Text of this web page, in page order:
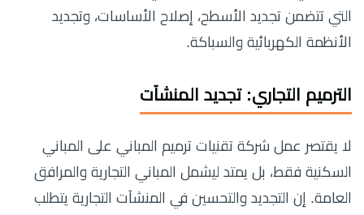
التي تتضمن تجديد الأسطح، إصلاح الأساسات، وتجديد
الأنظمة الكهربائية والسباكة.
الترميم التجاري: تجديد المنشآت
لا يقتصر عمل شركة تقنيات ترميم المباني على المباني
السكنية فقط، بل يمتد ليشمل المباني التجارية والمرافق
العامة. إن التجديد والتحسين في المنشآت التجارية يتطلب